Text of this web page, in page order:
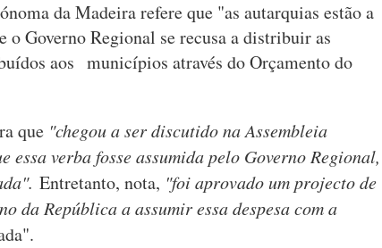
da Madeira refere que "as autarquias estão a
o Governo Regional se recusa a distribuir as
aos municípios através do Orçamento do
que "chegou a ser discutido na Assembleia
verba fosse assumida pelo Governo Regional,
Entretanto, nota, "foi aprovado um projecto de
da República a assumir essa despesa com a